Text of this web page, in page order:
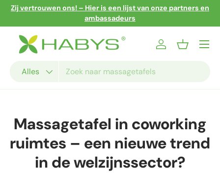
ons! – Hier is een lijst van onze partners en
ambassadeurs
5% korting
Alles
InloggenMandje
Menu
Massagetafel in coworking
ruimtes – een nieuwe trend
in de welzijnssector?